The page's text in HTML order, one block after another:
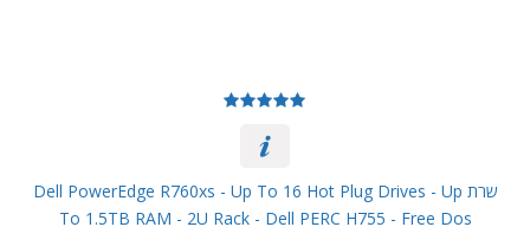
שרת Dell PowerEdge R760xs - Up To 16 Hot Plug Drives - Up
To 1.5TB RAM - 2U Rack - Dell PERC H755 - Free Dos